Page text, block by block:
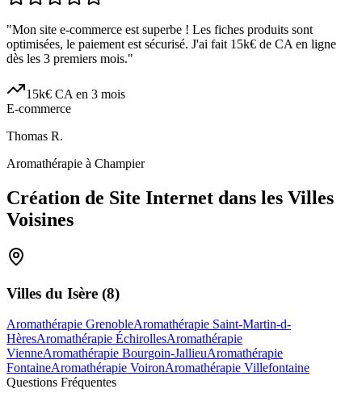
"Mon site e-commerce est superbe ! Les fiches produits sont
optimisées, le paiement est sécurisé. J'ai fait 15k€ de CA en ligne
dès les 3 premiers mois."
15k€ CA en 3 mois
E-commerce
Thomas R.
Aromathérapie à Champier
Création de Site Internet dans les Villes
Voisines
Villes du Isère (8)
Aromathérapie GrenobleAromathérapie Saint-Martin-d-
HèresAromathérapie ÉchirollesAromathérapie
VienneAromathérapie Bourgoin-JallieuAromathérapie
FontaineAromathérapie VoironAromathérapie Villefontaine
Questions Fréquentes